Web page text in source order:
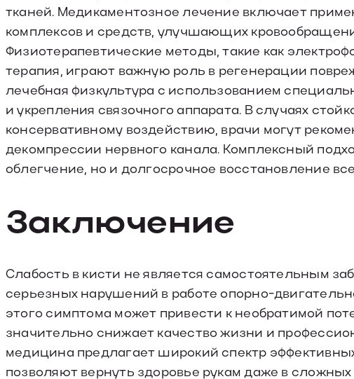
тканей. Медикаментозное лечение включает
комплексов и средств, улучшающих
Физиотерапевтические методы, такие как
терапия, играют важную роль в регенерации
лечебная физкультура с использованием
и укрепления связочного аппарата. В случаях
консервативному воздействию, врачи могут
декомпрессии нервного канала. Комплексный
облегчение, но и долгосрочное восстановление
Заключение
Слабость в кисти не является самостоятельным
серьезных нарушений в работе опорно-
этого симптома может привести к необратимой
значительно снижает качество жизни и
медицина предлагает широкий спектр
позволяют вернуть здоровье рукам даже в